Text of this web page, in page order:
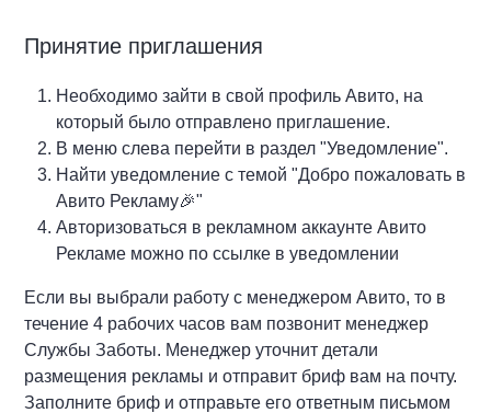
Принятие приглашения
Необходимо зайти в свой профиль Авито, на
который было отправлено приглашение.
В меню слева перейти в раздел "Уведомление".
Найти уведомление с темой "Добро пожаловать в
Авито Рекламу🎉"
Авторизоваться в рекламном аккаунте Авито
Рекламе можно по ссылке в уведомлении
Если вы выбрали работу с менеджером Авито, то в
течение 4 рабочих часов вам позвонит менеджер
Службы Заботы. Менеджер уточнит детали
размещения рекламы и отправит бриф вам на почту.
Заполните бриф и отправьте его ответным письмом